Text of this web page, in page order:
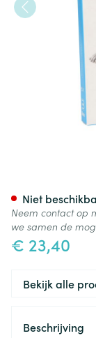
€ 23,40
Niet
Neem contact op
we samen de
Bekijk alle
Beschrijving